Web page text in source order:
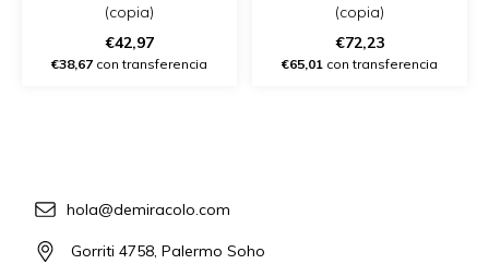
(copia)
€42,97
€38,67 con transferencia
(copia)
€72,23
€65,01 con transferencia
hola@demiracolo.com
Gorriti 4758, Palermo Soho